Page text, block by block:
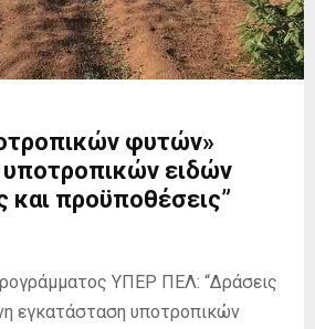
φυτών»
υποτροπικών ειδών
και προϋποθέσεις”
ΥΠΕΡ ΠΕΛ: “Δράσεις
εγκατάσταση υποτροπικών